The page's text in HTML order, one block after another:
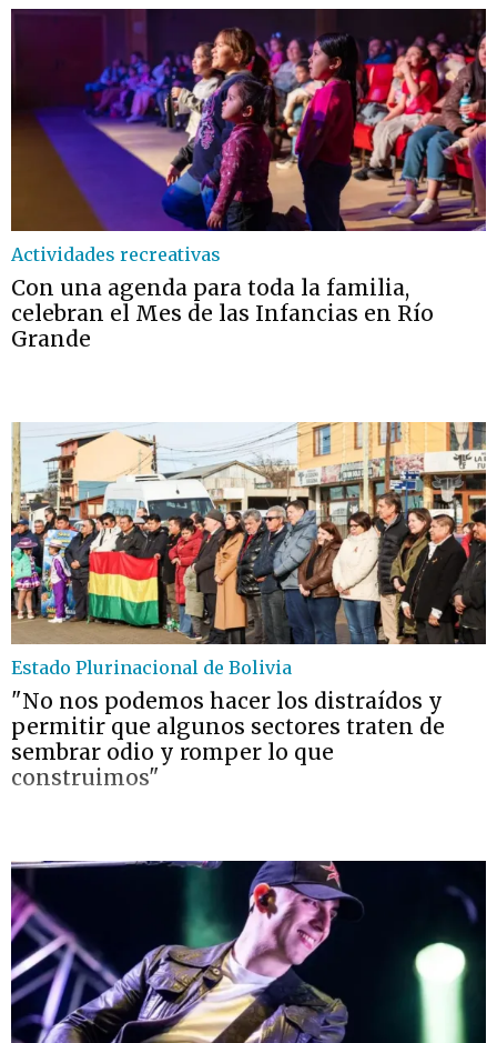
Actividades recreativas
Con una agenda para toda la familia,
celebran el Mes de las Infancias en Río
Grande
Estado Plurinacional de Bolivia
"No nos podemos hacer los distraídos y
permitir que algunos sectores traten de
sembrar odio y romper lo que
construimos"